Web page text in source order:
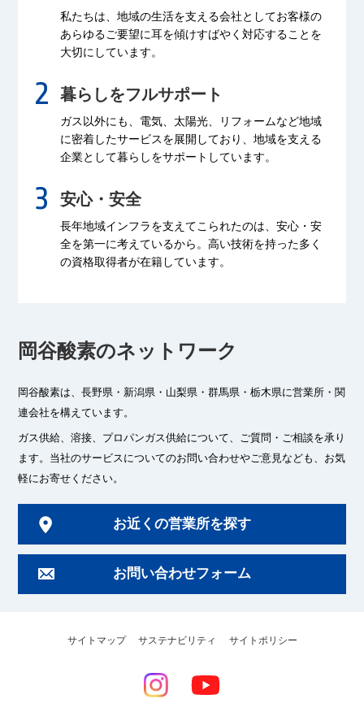
私たちは、地域の生活を支える会社としてお客様の
あらゆるご要望に耳を傾けすばやく対応することを
大切にしています。
暮らしをフルサポート
ガス以外にも、電気、太陽光、リフォームなど地域
に密着したサービスを展開しており、地域を支える
企業として暮らしをサポートしています。
安心・安全
長年地域インフラを支えてこられたのは、安心・安
全を第一に考えているから。高い技術を持った多く
の資格取得者が在籍しています。
岡谷酸素のネットワーク
岡谷酸素は、長野県・新潟県・山梨県・群馬県・栃木県に営業所・関
連会社を構えています。
ガス供給、溶接、プロパンガス供給について、ご質問・ご相談を承り
ます。 当社のサービスについてのお問い合わせやご意見なども、お気
軽にお寄せください。
お近くの営業所を探す
お問い合わせフォーム
サイトマップ サステナビリティ サイトポリシー